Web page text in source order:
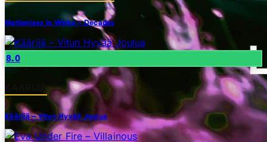
Motionless In White – Decades
8.0
Käärijä – Vitun Hyvää Joulua